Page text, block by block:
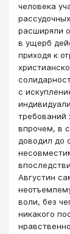
человека
расширяли
в ущерб
приходя к
с
требований
впрочем, в
доводил до
Августин
воли, без
никакого